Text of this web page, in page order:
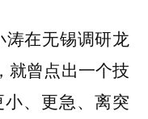
在无锡调研龙
就曾点出一个技
、更急、离突